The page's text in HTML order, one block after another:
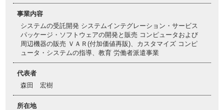
事業内容
システムの受託開発 システムインテグレーション・サービス
パッケージ・ソフトウェアの開発と販売 コンピュータおよび
周辺機器の販売 ＶＡＲ(付加価値再販)、カスタマイズ コンピ
ュータ・システムの指導、教育 労働者派遣事業
代表者
森田 宏樹
所在地